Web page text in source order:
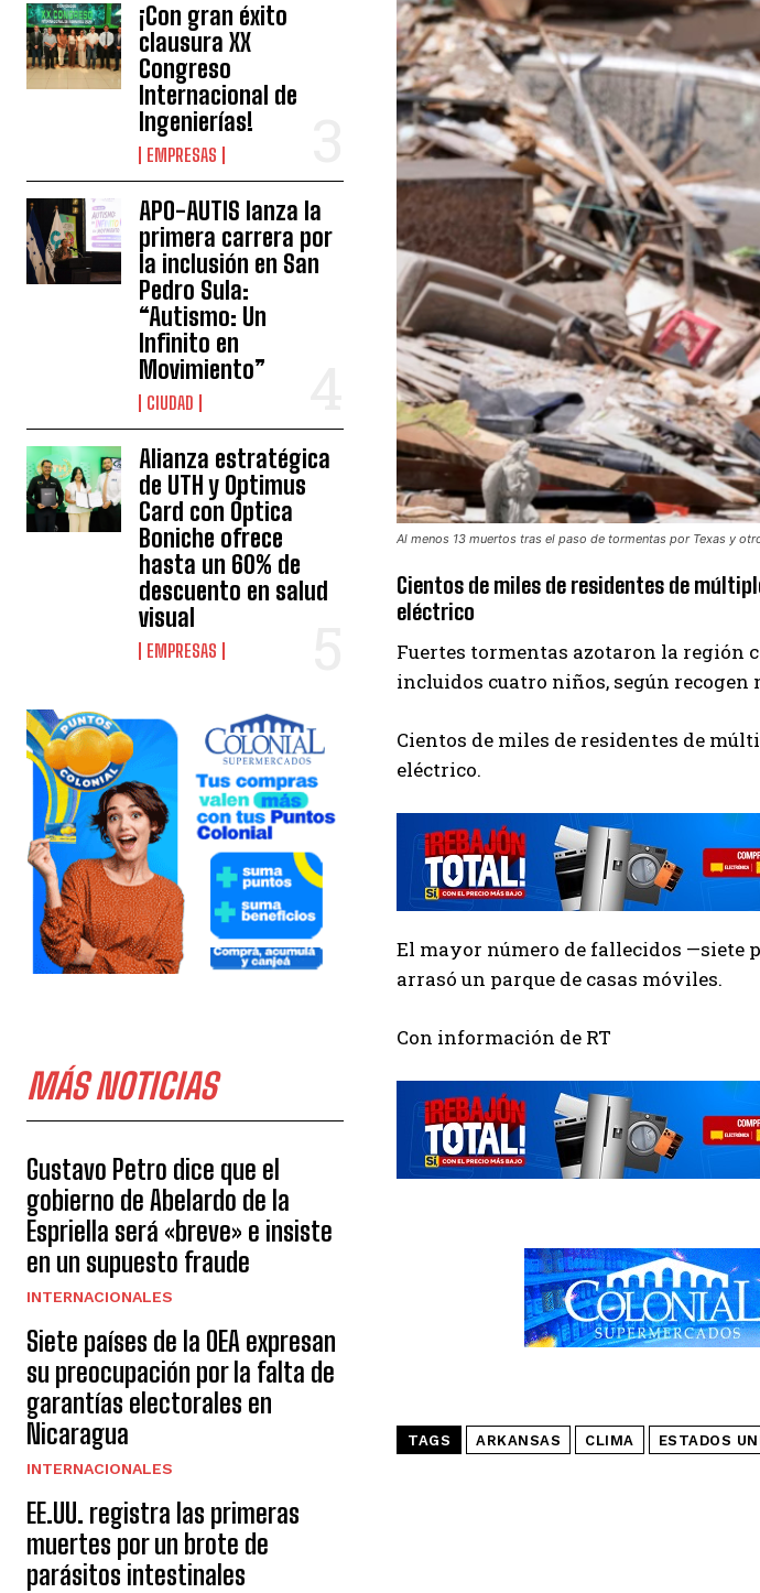
¡Con gran éxito
clausura XX
Congreso
Internacional de
Ingenierías!
EMPRESAS
APO-AUTIS lanza la
primera carrera por
la inclusión en San
Pedro Sula:
“Autismo: Un
Infinito en
Movimiento”
CIUDAD
Alianza estratégica
de UTH y Optimus
Card con Óptica
Boniche ofrece
hasta un 60% de
descuento en salud
visual
EMPRESAS
MÁS NOTICIAS
Gustavo Petro dice que el
gobierno de Abelardo de la
Espriella será «breve» e insiste
en un supuesto fraude
INTERNACIONALES
Siete países de la OEA expresan
su preocupación por la falta de
garantías electorales en
Nicaragua
INTERNACIONALES
EE.UU. registra las primeras
muertes por un brote de
parásitos intestinales
Al menos 13 muertos tras el paso de tormentas por Texas y
Cientos de miles de residentes de
eléctrico
Fuertes tormentas azotaron la región
incluidos cuatro niños, según recogen
Cientos de miles de residentes de
eléctrico.
El mayor número de fallecidos —siete
arrasó un parque de casas móviles.
Con información de RT
TAGS ARKANSAS CLIMA ESTADOS